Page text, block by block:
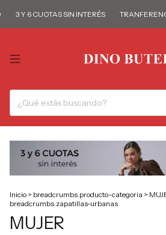
6 CUOTAS SIN INTERÉS TRANFERENCIA
Inicio > breadcrumbs.producto-categoria >
breadcrumbs.zapatillas-urbanas
MUJER